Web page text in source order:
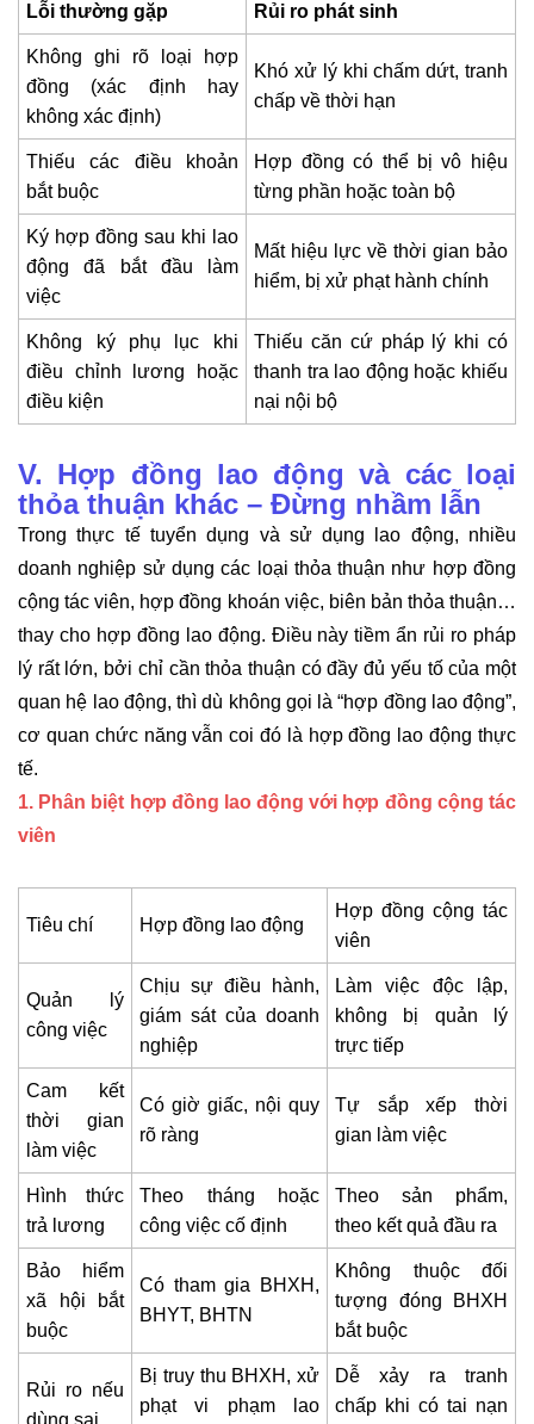
Lỗi thường gặp Rủi ro phát sinh
Không ghi rõ loại hợp
đồng (xác định hay
không xác định)
Khó xử lý khi chấm dứt, tranh
chấp về thời hạn
Thiếu các điều khoản
bắt buộc
Hợp đồng có thể bị vô hiệu
từng phần hoặc toàn bộ
Ký hợp đồng sau khi lao
động đã bắt đầu làm
việc
Mất hiệu lực về thời gian bảo
hiểm, bị xử phạt hành chính
Không ký phụ lục khi
điều chỉnh lương hoặc
điều kiện
Thiếu căn cứ pháp lý khi có
thanh tra lao động hoặc khiếu
nại nội bộ
V. Hợp đồng lao động và các loại
thỏa thuận khác – Đừng nhầm lẫn
Trong thực tế tuyển dụng và sử dụng lao động, nhiều
doanh nghiệp sử dụng các loại thỏa thuận như hợp đồng
cộng tác viên, hợp đồng khoán việc, biên bản thỏa thuận…
thay cho hợp đồng lao động. Điều này tiềm ẩn rủi ro pháp
lý rất lớn, bởi chỉ cần thỏa thuận có đầy đủ yếu tố của một
quan hệ lao động, thì dù không gọi là “hợp đồng lao động”,
cơ quan chức năng vẫn coi đó là hợp đồng lao động thực
tế.
1. Phân biệt hợp đồng lao động với hợp đồng cộng tác
viên
Tiêu chí Hợp đồng lao động
Hợp đồng cộng tác
viên
Quản lý
công việc
Chịu sự điều hành,
giám sát của doanh
nghiệp
Làm việc độc lập,
không bị quản lý
trực tiếp
Cam kết
thời gian
làm việc
Có giờ giấc, nội quy
rõ ràng
Tự sắp xếp thời
gian làm việc
Hình thức
trả lương
Theo tháng hoặc
công việc cố định
Theo sản phẩm,
theo kết quả đầu ra
Bảo hiểm
xã hội bắt
buộc
Có tham gia BHXH,
BHYT, BHTN
Không thuộc đối
tượng đóng BHXH
bắt buộc
Rủi ro nếu
dùng sai
Bị truy thu BHXH, xử
phạt vi phạm lao
Dễ xảy ra tranh
chấp khi có tai nạn